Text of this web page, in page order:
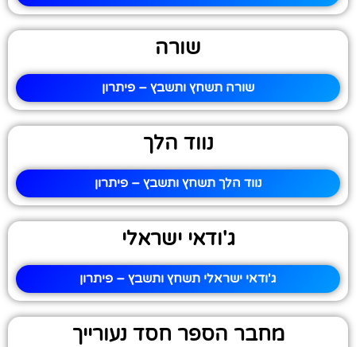
שורה
שורה תשחץ ותשבץ – פיתרון
נווד הלך
נווד הלך תשחץ ותשבץ – פיתרון
ג'ודאי ישראלי
ג'ודאי ישראלי תשחץ ותשבץ – פיתרון
מחבר הספר חסד נעורייך